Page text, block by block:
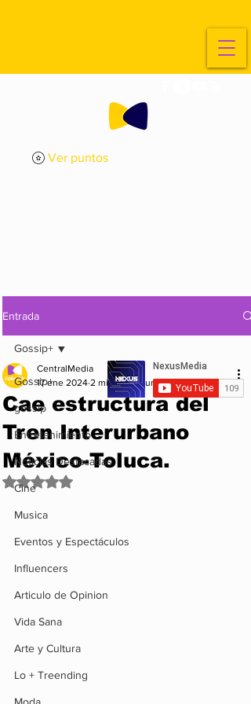
Ver puntos
Entrada
Gossip+
gossip
Entretenimiento
Noticias Destacadas
Cine
Musica
Eventos y Espectáculos
Influencers
Articulo de Opinion
Vida Sana
Arte y Cultura
Lo + Treending
Gossip+
Cae estructura del
Tren Interurbano
México-Toluca.
CentralMedia
17 ene 2024 2 min de lectura
Obtuvo NaN de 5 estrellas.